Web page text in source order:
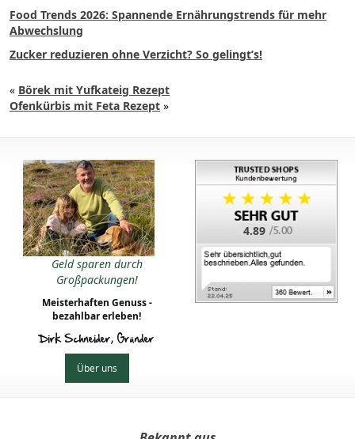
Food Trends 2026: Spannende Ernährungstrends für mehr
Abwechslung
Zucker reduzieren ohne Verzicht? So gelingt’s!
« Börek mit Yufkateig Rezept
Ofenkürbis mit Feta Rezept »
Geld sparen durch
Großpackungen!
Meisterhaften Genuss -
bezahlbar erleben!
Dirk Schneider, Gründer
Über uns
4.89